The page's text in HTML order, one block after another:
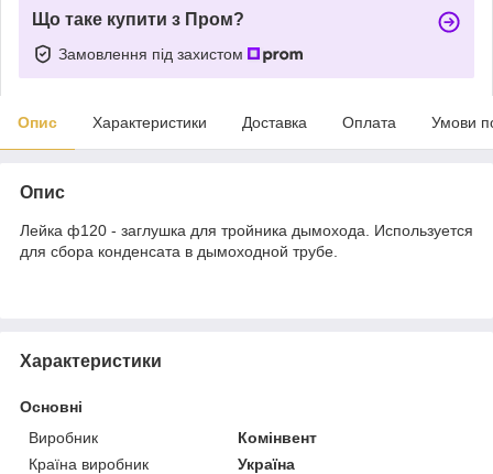
Що таке купити з Пром?
Замовлення під захистом
Опис Характеристики Доставка Оплата Умови
Опис
Лейка ф120 - заглушка для тройника дымохода. Используется
для сбора конденсата в дымоходной трубе.
Характеристики
Основні
Виробник
Комінвент
Країна виробник
Україна